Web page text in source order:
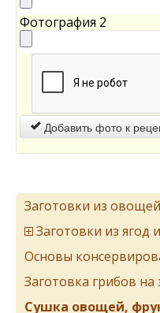
Фотография 2
Добавить фото к
Заготовки из овощей
Заготовки из ягод
Основы
Заготовка грибов на
Сушка овощей,